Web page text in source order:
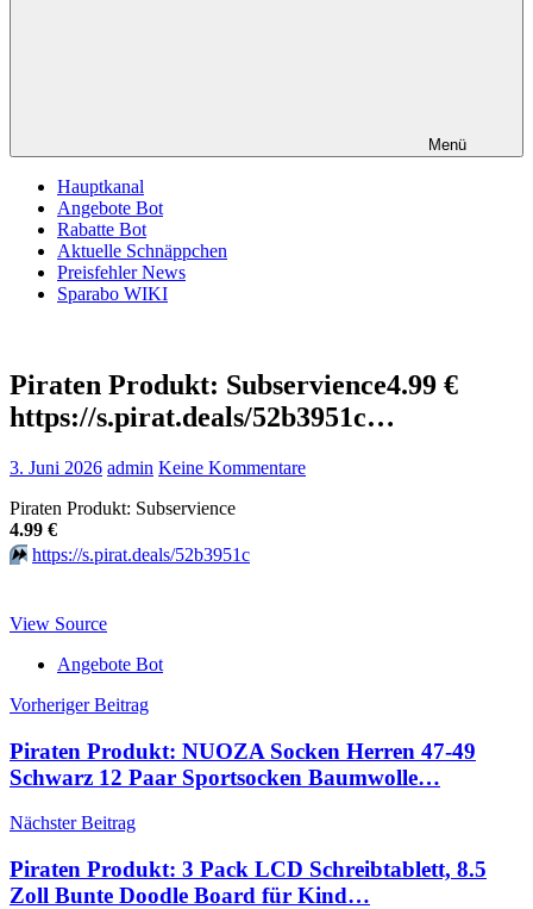
Menü
Hauptkanal
Angebote Bot
Rabatte Bot
Aktuelle Schnäppchen
Preisfehler News
Sparabo WIKI
Piraten Produkt: Subservience4.99 €
https://s.pirat.deals/52b3951c…
3. Juni 2026 admin Keine Kommentare
Piraten Produkt: Subservience
4.99 €
⏩️ https://s.pirat.deals/52b3951c
View Source
Angebote Bot
Beitragsnavigation
Vorheriger Beitrag
Piraten Produkt: NUOZA Socken Herren 47-49
Schwarz 12 Paar Sportsocken Baumwolle…
Nächster Beitrag
Piraten Produkt: 3 Pack LCD Schreibtablett, 8.5
Zoll Bunte Doodle Board für Kind…